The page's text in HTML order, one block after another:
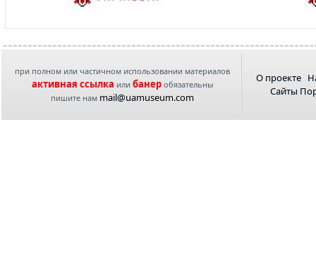
при полном или частичном использовании материалов
активная ссылка или банеробязательны
пишите нам mail@uamuseum.com
О проекте
Сайты